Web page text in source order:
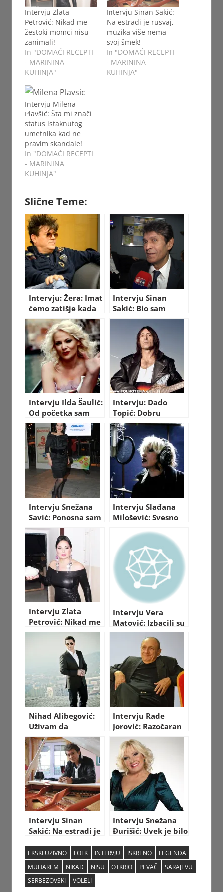
Intervju Zlata
Petrović: Nikad me
žestoki momci nisu
zanimali!
In "DOMAĆI RECEPTI
- MARININA
KUHINJA"
Intervju Sinan Sakić:
Na estradi je rusvaj,
muzika više nema
svoj šmek!
In "DOMAĆI RECEPTI
- MARININA
KUHINJA"
Intervju Milena
Plavšić: Šta mi znači
status istaknutog
umetnika kad ne
pravim skandale!
In "DOMAĆI RECEPTI
- MARININA
KUHINJA"
Slične Teme:
Intervju: Žera: Imat
ćemo zatišje kada
umremo
Intervju Sinan
Sakić: Bio sam
užasan alkoholičar!
Intervju Ilda Šaulić:
Od početka sam
potpuno drugačija
od svojih
koleginica!
Intervju: Dado
Topić: Dobru
muziku ne sviraju
loši muzičari
Intervju Snežana
Savić: Ponosna sam
na svoju karijeru
bez skandala!
Intervju Slađana
Milošević: Svesno
majčinstva!
Intervju Zlata
Petrović: Nikad me
žestoki momci nisu
Intervju Vera
Matović: Izbacili su
me iz knjige o Tomi
Zdravkoviću!
Nihad Alibegović:
Uživam da
imitiram kolege ali
samo pred svojima!
Intervju Rade
Jorović: Razočaran
sam u mlade
pevače!
Intervju Sinan
Sakić: Na estradi je
nema svoj šmek!
Intervju Snežana
Đurišić: Uvek je bilo
nisu dobijali šansu
EKSKLUZIVNO FOLK INTERVJU ISKRENO
LEGENDA
MUHAREM
NIKAD NISU OTKRIO PEVAČ
SARAJEVU
SERBEZOVSKI
VOLELI